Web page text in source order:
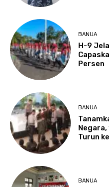
BANUA
H-9
Persen
BANUA
Negara,
Turun
BANUA